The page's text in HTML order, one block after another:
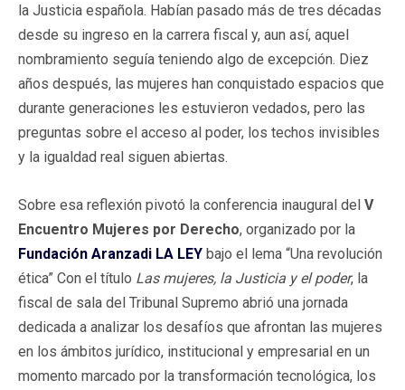
la Justicia española. Habían pasado más de tres décadas
desde su ingreso en la carrera fiscal y, aun así, aquel
nombramiento seguía teniendo algo de excepción. Diez
años después, las mujeres han conquistado espacios que
durante generaciones les estuvieron vedados, pero las
preguntas sobre el acceso al poder, los techos invisibles
y la igualdad real siguen abiertas.
Sobre esa reflexión pivotó la conferencia inaugural del V
Encuentro Mujeres por Derecho, organizado por la
Fundación Aranzadi LA LEY bajo el lema “Una revolución
ética” Con el título Las mujeres, la Justicia y el poder, la
fiscal de sala del Tribunal Supremo abrió una jornada
dedicada a analizar los desafíos que afrontan las mujeres
en los ámbitos jurídico, institucional y empresarial en un
momento marcado por la transformación tecnológica, los